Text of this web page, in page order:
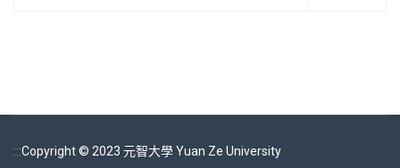
:::Copyright © 2023 元智大學 Yuan Ze University